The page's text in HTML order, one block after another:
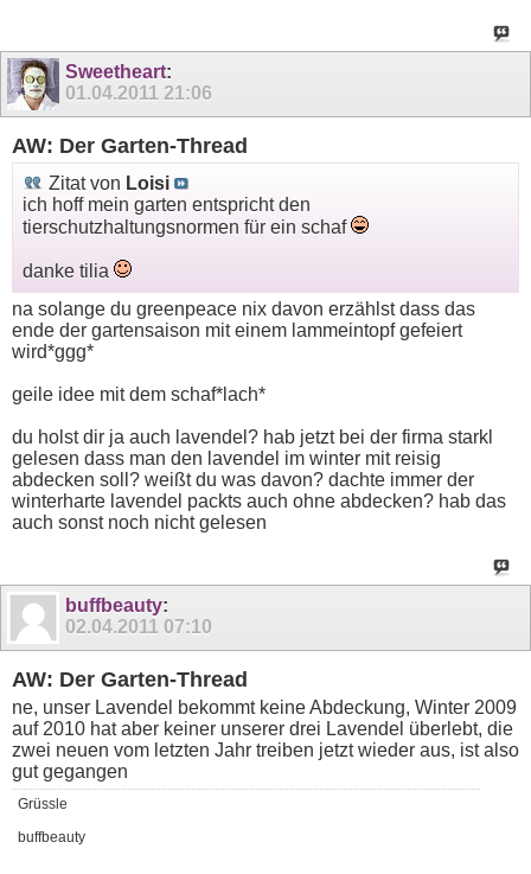
Sweetheart:
01.04.2011 21:06
AW: Der Garten-Thread
Zitat von Loisi
ich hoff mein garten entspricht den
tierschutzhaltungsnormen für ein schaf
danke tilia
na solange du greenpeace nix davon erzählst dass das
ende der gartensaison mit einem lammeintopf gefeiert
wird*ggg*
geile idee mit dem schaf*lach*
du holst dir ja auch lavendel? hab jetzt bei der firma starkl
gelesen dass man den lavendel im winter mit reisig
abdecken soll? weißt du was davon? dachte immer der
winterharte lavendel packts auch ohne abdecken? hab das
auch sonst noch nicht gelesen
buffbeauty:
02.04.2011 07:10
AW: Der Garten-Thread
ne, unser Lavendel bekommt keine Abdeckung, Winter 2009
auf 2010 hat aber keiner unserer drei Lavendel überlebt, die
zwei neuen vom letzten Jahr treiben jetzt wieder aus, ist also
gut gegangen
Grüssle
buffbeauty